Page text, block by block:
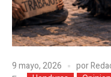
9 mayo, 2026 por